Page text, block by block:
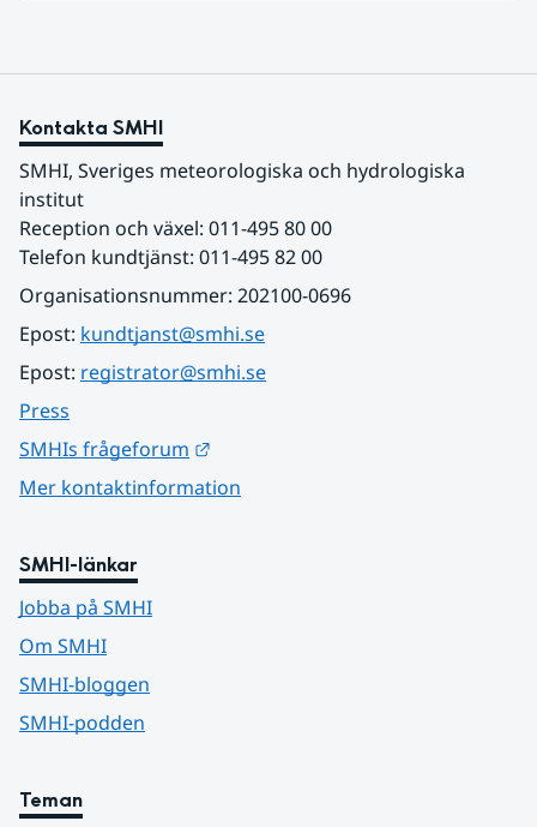
Kontakta SMHI
SMHI, Sveriges meteorologiska och hydrologiska
institut
Reception och växel: 011-495 80 00
Telefon kundtjänst: 011-495 82 00
Organisationsnummer: 202100-0696
Epost: kundtjanst@smhi.se
Epost: registrator@smhi.se
Press
SMHIs frågeforum
Mer kontaktinformation
SMHI-länkar
Jobba på SMHI
Om SMHI
SMHI-bloggen
SMHI-podden
Teman